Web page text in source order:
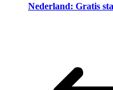
Nederland: Gratis